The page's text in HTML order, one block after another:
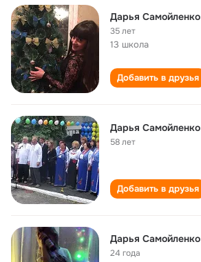
Дарья Самойленко
35 лет
13 школа
Добавить в друзья
Дарья Самойленко
58 лет
Добавить в друзья
Дарья Самойленко
24 года